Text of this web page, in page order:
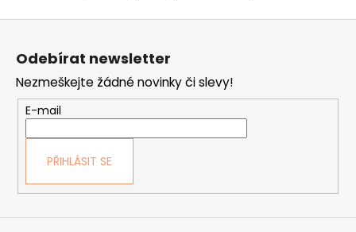
Odebírat newsletter
Nezmeškejte žádné novinky či slevy!
E-mail
PŘIHLÁSIT SE